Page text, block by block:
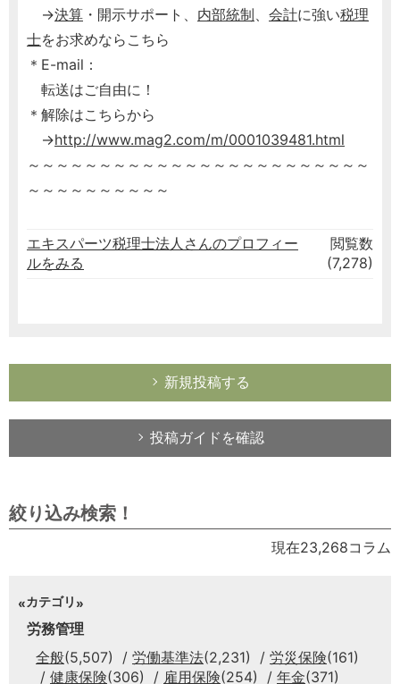
→決算 ・開示サポート、 内部統制、 会計に強い税理
士をお求めならこちら
＊E-mail：
転送はご自由に！
＊解除はこちらから
→http://www.mag2.com/m/0001039481.html
～～～～～～～～～～～～～～～～～～～～～～～～
～～～～～～～～～～
エキスパーツ税理士法人さんのプロフィー
ルをみる
閲覧数
(7,278)
新規投稿する
投稿ガイドを確認
絞り込み検索！
現在23,268コラム
カテゴリ
労務管理
全般(5,507) 労働基準法(2,231) 労災保険(161)
健康保険(306) 雇用保険(254) 年金(371)